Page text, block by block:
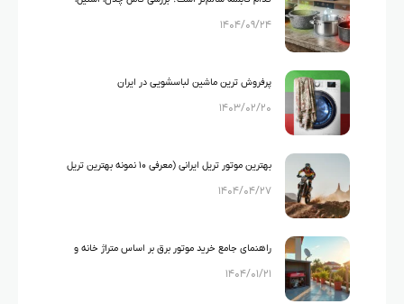
گرانیت و تفلون
۱۴۰۴/۰۹/۲۴
پرفروش ترین ماشین لباسشویی در ایران
۱۴۰۳/۰۲/۲۰
بهترین موتور تریل ایرانی (معرفی ۱۰ نمونه بهترین تریل
های ایرانی)
۱۴۰۴/۰۴/۲۷
راهنمای جامع خرید موتور برق بر اساس متراژ خانه و
لوازم خانگی
۱۴۰۴/۰۱/۲۱